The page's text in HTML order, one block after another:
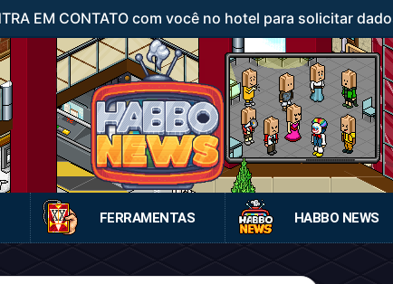
EM CONTATO com você no hotel para solicitar
FERRAMENTAS HABBO NEWS